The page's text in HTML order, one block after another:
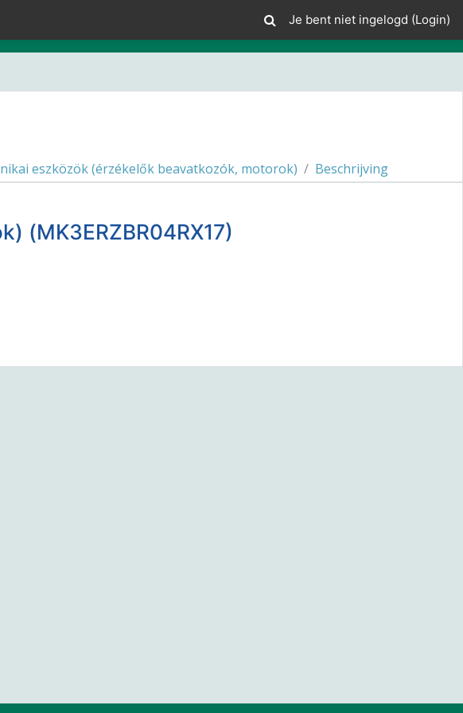
Je bent niet ingelogd (Login)
eszközök (érzékelők beavatkozók, motorok) Beschrijving
(MK3ERZBR04RX17)